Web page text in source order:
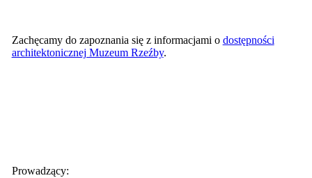
Zachęcamy do zapoznania się z informacjami o dostępności
architektonicznej Muzeum Rzeźby.
Prowadzący: